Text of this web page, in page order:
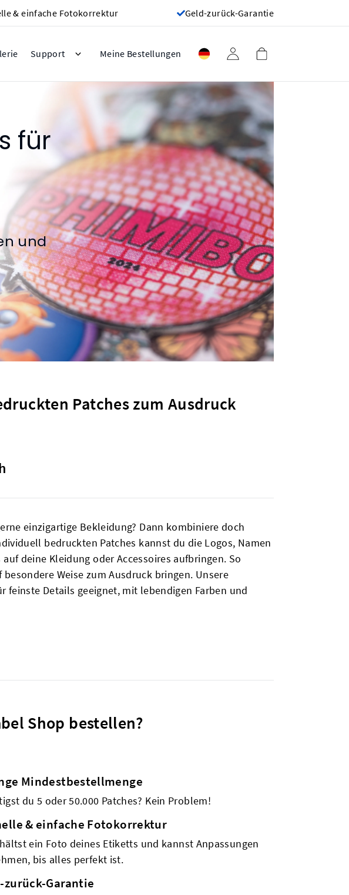
& einfache Fotokorrektur Geld-zurück-Garantie
Support Meine Bestellungen
für
und
Patches zum Ausdruck
einzigartige Bekleidung? Dann kombiniere doch
bedruckten Patches kannst du die Logos, Namen
deine Kleidung oder Accessoires aufbringen. So
Weise zum Ausdruck bringen. Unsere
feinste Details geeignet, mit lebendigen Farben und
Shop bestellen?
Mindestbestellmenge
du 5 oder 50.000 Patches? Kein Problem!
& einfache Fotokorrektur
ein Foto deines Etiketts und kannst Anpassungen
bis alles perfekt ist.
zurück-Garantie